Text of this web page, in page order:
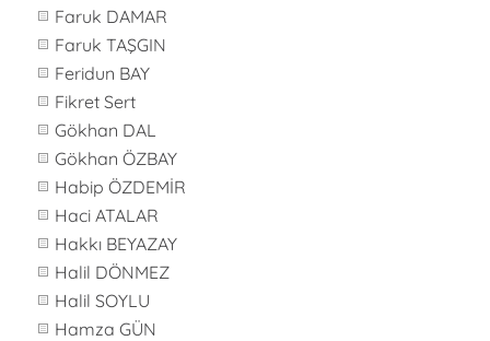
Faruk DAMAR
Faruk TAŞGIN
Feridun BAY
Fikret Sert
Gökhan DAL
Gökhan ÖZBAY
Habip ÖZDEMİR
Haci ATALAR
Hakkı BEYAZAY
Halil DÖNMEZ
Halil SOYLU
Hamza GÜN